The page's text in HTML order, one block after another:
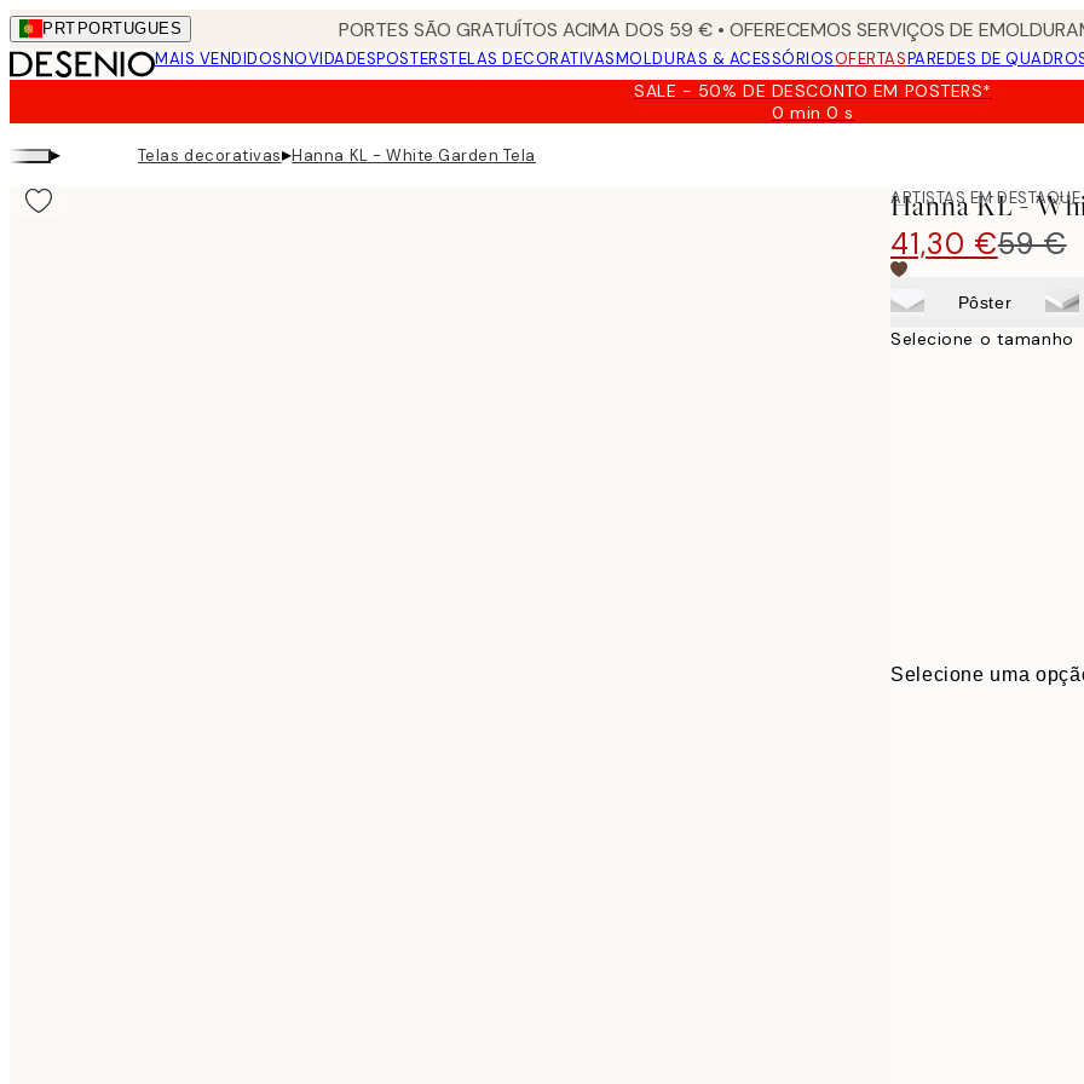
Skip
to
main
PRT PORTUGUES PORTES SÃO GRATUÍTOS ACIMA DOS 59 € • OFERECEMOS SERVIÇOS DE
MAIS VENDIDOSNOVIDADESPOSTERSTELAS DECORATIVASMOLDURAS & ACESSÓRIOSOFERTASPAREDES DE
SALE - 50% DE DESCONTO EM POSTERS*
0 min0 s
Válido
▸ Telas decorativas▸Hanna KL - White Garden Tela
ARTISTAS EM DESTAQUE
Hanna KL -
41,30 €59 €
Pôster
Selecione o tamanho
Selecione uma